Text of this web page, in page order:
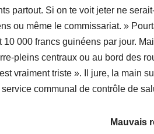
partout. Si on te voit jeter ne
ou même le commissariat. »
10 000 francs guinéens par jour.
pleins centraux ou au bord des
vraiment triste ». Il jure, la main
communal de contrôle de
Mauvais